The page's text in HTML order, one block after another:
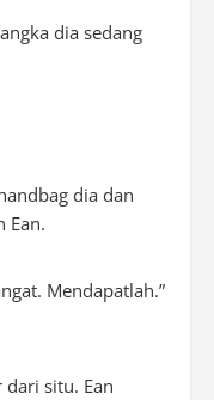
dia sedang
dia dan
Ean.
Mendapatlah.”
situ. Ean